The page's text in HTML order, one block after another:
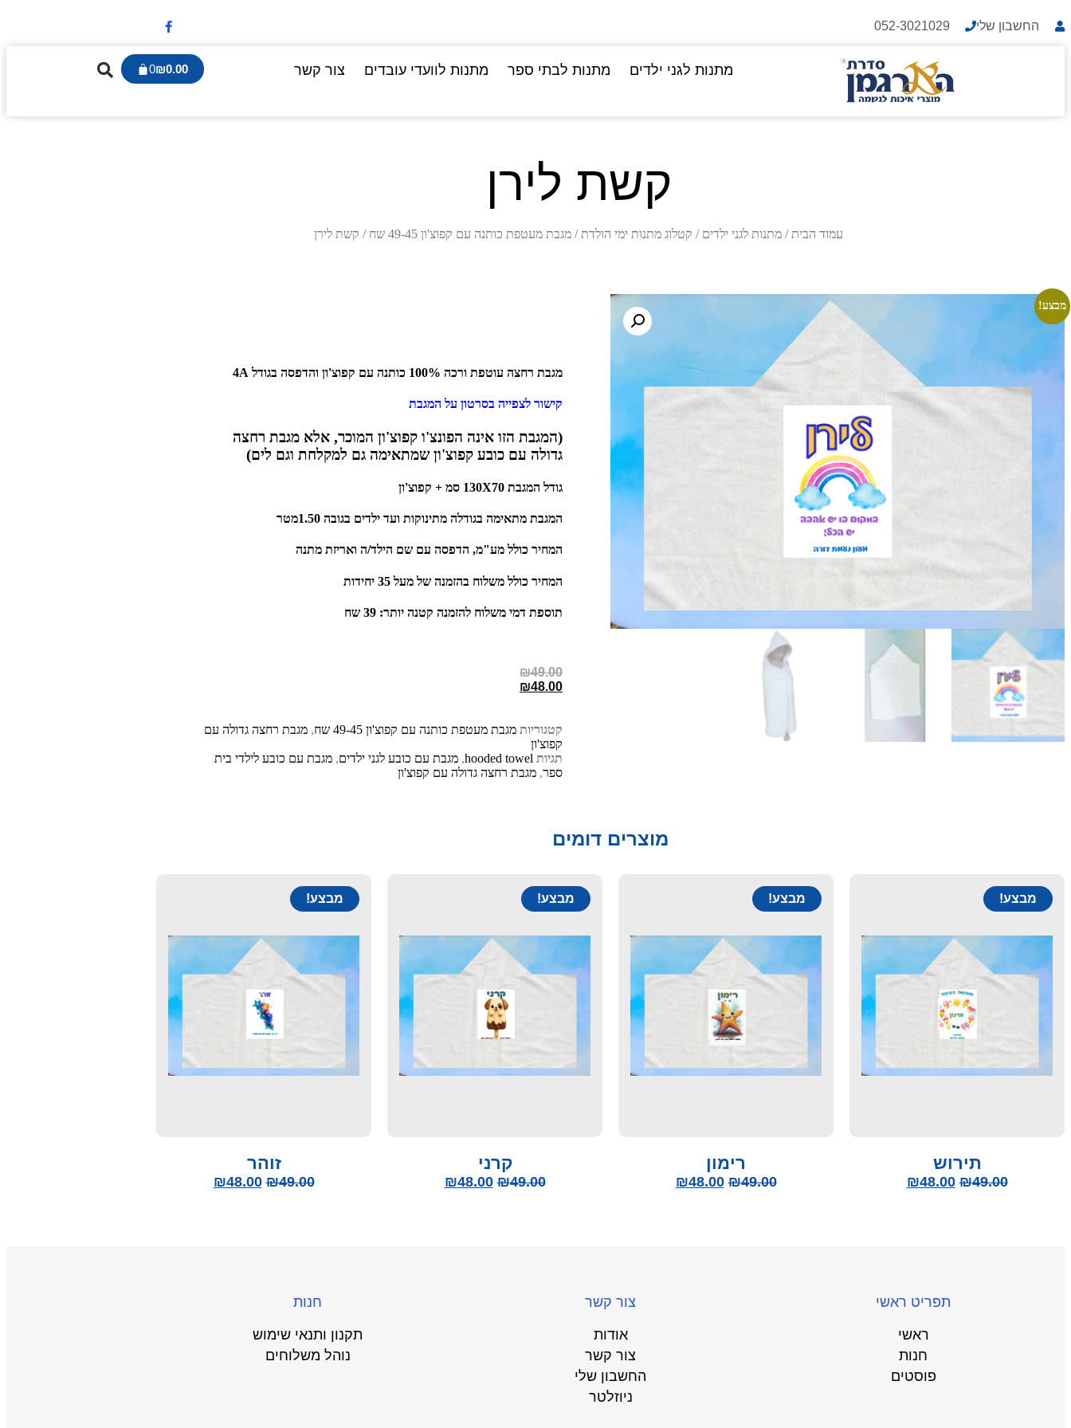
החשבון שלי 052-3021029
מתנות לגני ילדים מתנות לבתי ספר מתנות לוועדי עובדים צור קשר ₪0.00
0
קשת לירן
עמוד הבית / מתנות לגני ילדים / קטלוג מתנות ימי הולדת / מגבת מעטפת כותנה עם קפוצ'ון 49-45 שח / קשת לירן
מבצע!
מגבת רחצה עוטפת ורכה 100% כותנה עם קפוצ'ון והדפסה בגודל 4A
קישור לצפייה בסרטון על המגבת
(המגבת הזו אינה הפונצ'ו קפוצ'ון המוכר, אלא מגבת רחצה
גדולה עם כובע קפוצ'ון שמתאימה גם למקלחת וגם לים)
גודל המגבת 130X70 סמ + קפוצ'ון
המגבת מתאימה בגודלה מתינוקות ועד ילדים בגובה 1.50מטר
המחיר כולל מע"מ, הדפסה עם שם הילד/ה ואריזת מתנה
המחיר כולל משלוח בהזמנה של מעל 35 יחידות
תוספת דמי משלוח להזמנה קטנה יותר: 39 שח
₪49.00
₪48.00
קטגוריות מגבת מעטפת כותנה עם קפוצ'ון 49-45 שח , מגבת רחצה גדולה עם
קפוצ'ון
תגיות hooded towel
, מגבת עם כובע לגני ילדים, מגבת עם כובע לילדי בית
ספר, מגבת רחצה גדולה עם קפוצ'ון
מוצרים דומים
מבצע!
תירוש
₪49.00
₪48.00
מבצע!
רימון
₪49.00
₪48.00
מבצע!
קרני
₪49.00
₪48.00
מבצע!
זוהר
₪49.00
₪48.00
תפריט ראשי
ראשי
חנות
פוסטים
צור קשר
אודות
צור קשר
החשבון שלי
ניוזלטר
חנות
תקנון ותנאי שימוש
נוהל משלוחים